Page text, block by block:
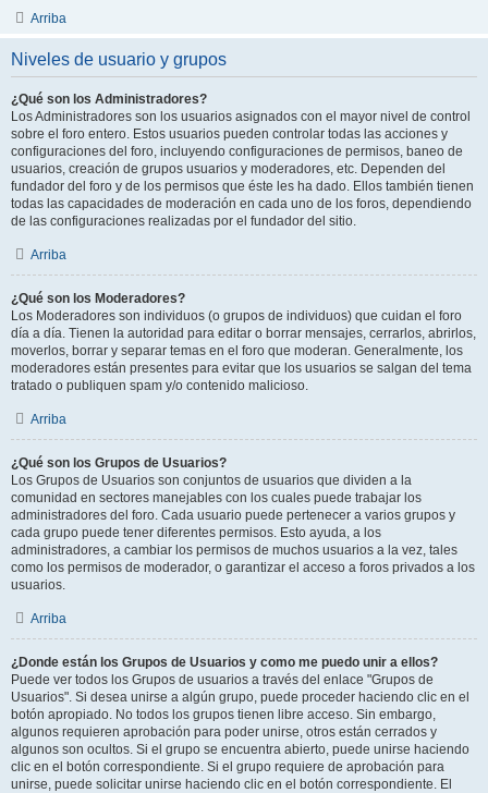
Arriba
Niveles de usuario y grupos
¿Qué son los Administradores?
Los Administradores son los usuarios asignados con el mayor nivel de control
sobre el foro entero. Estos usuarios pueden controlar todas las acciones y
configuraciones del foro, incluyendo configuraciones de permisos, baneo de
usuarios, creación de grupos usuarios y moderadores, etc. Dependen del
fundador del foro y de los permisos que éste les ha dado. Ellos también tienen
todas las capacidades de moderación en cada uno de los foros, dependiendo
de las configuraciones realizadas por el fundador del sitio.
Arriba
¿Qué son los Moderadores?
Los Moderadores son individuos (o grupos de individuos) que cuidan el foro
día a día. Tienen la autoridad para editar o borrar mensajes, cerrarlos, abrirlos,
moverlos, borrar y separar temas en el foro que moderan. Generalmente, los
moderadores están presentes para evitar que los usuarios se salgan del tema
tratado o publiquen spam y/o contenido malicioso.
Arriba
¿Qué son los Grupos de Usuarios?
Los Grupos de Usuarios son conjuntos de usuarios que dividen a la
comunidad en sectores manejables con los cuales puede trabajar los
administradores del foro. Cada usuario puede pertenecer a varios grupos y
cada grupo puede tener diferentes permisos. Esto ayuda, a los
administradores, a cambiar los permisos de muchos usuarios a la vez, tales
como los permisos de moderador, o garantizar el acceso a foros privados a los
usuarios.
Arriba
¿Donde están los Grupos de Usuarios y como me puedo unir a ellos?
Puede ver todos los Grupos de usuarios a través del enlace "Grupos de
Usuarios". Si desea unirse a algún grupo, puede proceder haciendo clic en el
botón apropiado. No todos los grupos tienen libre acceso. Sin embargo,
algunos requieren aprobación para poder unirse, otros están cerrados y
algunos son ocultos. Si el grupo se encuentra abierto, puede unirse haciendo
clic en el botón correspondiente. Si el grupo requiere de aprobación para
unirse, puede solicitar unirse haciendo clic en el botón correspondiente. El